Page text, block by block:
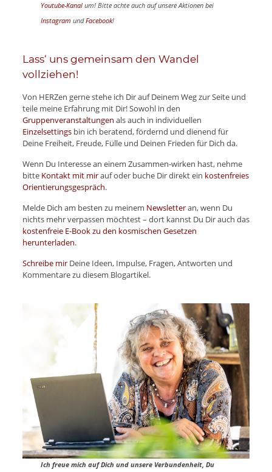
Youtube-Kanal um! Bitte achte auch auf unsere Aktionen bei
Instagram undFacebook!
Lass‘ uns gemeinsam den Wandel
vollziehen!
Von HERZen gerne stehe ich Dir auf Deinem Weg zur Seite und
teile meine Erfahrung mit Dir! Sowohl in den
Gruppenveranstaltungen als auch in individuellen
Einzelsettingsbin ich beratend, fördernd und dienend für
Deine Freiheit, Freude, Fülle und Deinen Frieden für Dich da.
Wenn Du Interesse an einem Zusammen-wirken hast, nehme
bitte Kontakt mit mirauf oder buche Dir direkt ein kostenfreies
Orientierungsgespräch.
Melde Dich am besten zu meinem Newsletteran, wenn Du
nichts mehr verpassen möchtest – dort kannst Du Dir auch das
kostenfreie E-Book zu den kosmischen Gesetzen
herunterladen.
Schreibe mirDeine Ideen, Impulse, Fragen, Antworten und
Kommentare zu diesem Blogartikel.
Ich freue mich auf Dich und unsere Verbundenheit, Du